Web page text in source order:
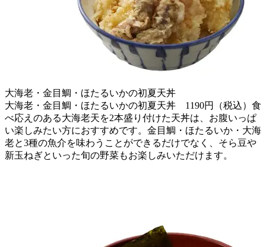
大海老・金目鯛・ほたるいかの初夏天丼
大海老・金目鯛・ほたるいかの初夏天丼 1190円（税込）食
べ応えのある大海老天を2本盛り付けた天丼は、お腹いっぱ
い楽しみたい方におすすめです。金目鯛・ほたるいか・大海
老と3種の魚介を味わうことができるだけでなく、そら豆や
新玉ねぎといった旬の野菜もお楽しみいただけます。